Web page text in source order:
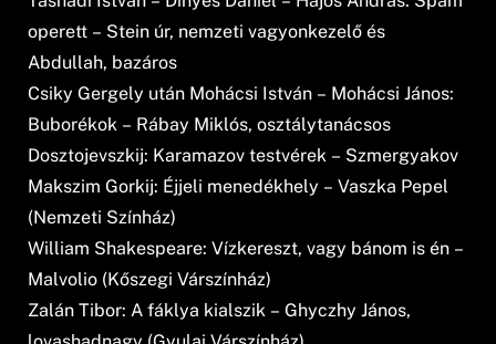
operett – Stein úr, nemzeti vagyonkezelő és
Abdullah, bazáros
Csiky Gergely után Mohácsi István – Mohácsi János:
Buborékok – Rábay Miklós, osztálytanácsos
Dosztojevszkij: Karamazov testvérek – Szmergyakov
Makszim Gorkij: Éjjeli menedékhely – Vaszka Pepel
(Nemzeti Színház)
William Shakespeare: Vízkereszt, vagy bánom is én –
Malvolio (Kőszegi Várszínház)
Zalán Tibor: A fáklya kialszik – Ghyczhy János,